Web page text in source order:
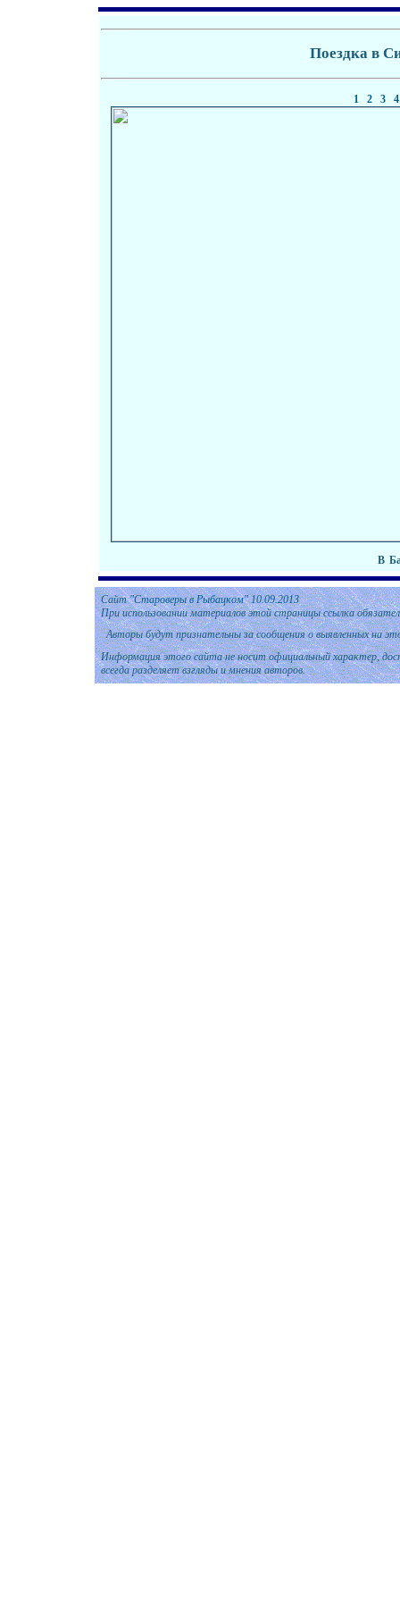
Поездка в
1 2 3 4
В
Сайт"Староверы в Рыбацком" 10.09.2013
При использовании материалов этой страницы ссылка
Авторы будут признательны за сообщения о выявленных на
Информация этого сайта не носит официальный характер,
всегда разделяет взгляды и мнения авторов.